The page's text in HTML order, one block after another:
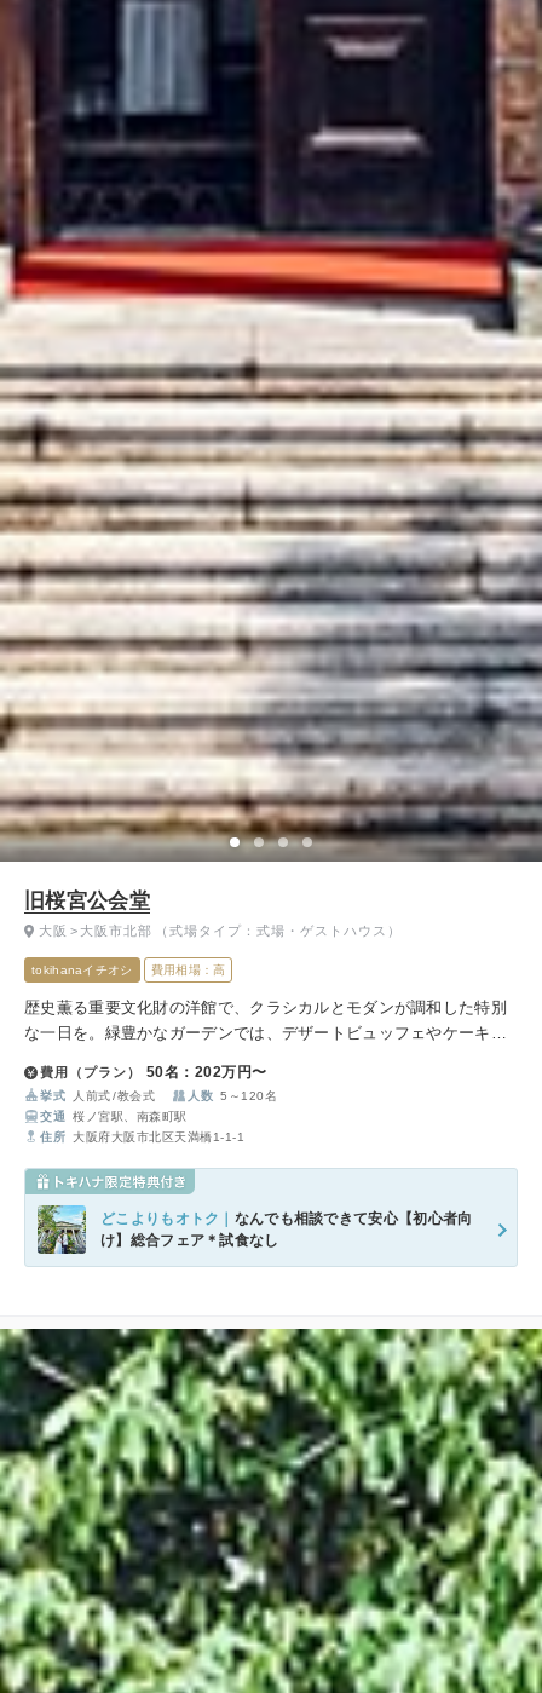
旧桜宮公会堂
tokihanaイチオシ 費用相場：高
歴史薫る重要文化財の洋館で、クラシカルとモダンが調和した特別
な一日を。緑豊かなガーデンでは、デザートビュッフェやケーキカ
大阪 大阪市北部 （式場タイプ：式場・ゲストハウス）
費用（プラン） 50名：202万円〜
挙式 人前式 教会式 人数 5～120名
交通 桜ノ宮駅、南森町駅
住所
大阪府大阪市北区天満橋1-1-1
どこよりもオトク｜ なんでも相談できて安心【初心者向
け】総合フェア＊試食なし